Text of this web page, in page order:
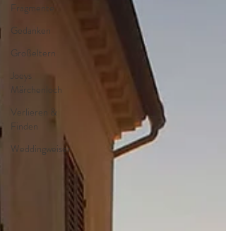
Fragmente
Gedanken
Großeltern
Joeys
Märchenloch
Verlieren &
Finden
Weddingweiser